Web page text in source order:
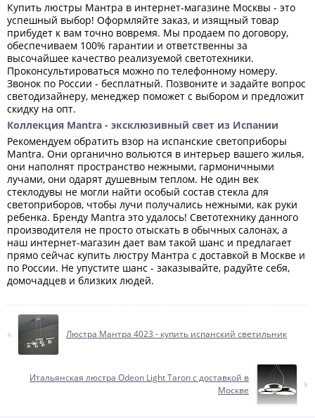
Купить люстры Мантра в интернет-магазине Москвы - это
успешный выбор! Оформляйте заказ, и изящный товар
прибудет к вам точно вовремя. Мы продаем по договору,
обеспечиваем 100% гарантии и ответственны за
высочайшее качество реализуемой светотехники.
Проконсультироваться можно по телефонному номеру.
Звонок по России - бесплатный. Позвоните и задайте вопрос
светодизайнеру, менеджер поможет с выбором и предложит
скидку на опт.
Коллекция Mantra - эксклюзивный свет из Испании
Рекомендуем обратить взор на испанские светоприборы
Mantra. Они органично вольются в интерьер вашего жилья,
они наполнят пространство нежными, гармоничными
лучами, они одарят душевным теплом. Не один век
стеклодувы не могли найти особый состав стекла для
светоприборов, чтобы лучи получались нежными, как руки
ребенка. Бренду Mantra это удалось! Светотехнику данного
производителя не просто отыскать в обычных салонах, а
наш интернет-магазин дает вам такой шанс и предлагает
прямо сейчас купить люстру Мантра с доставкой в Москве и
по России. Не упустите шанс - заказывайте, радуйте себя,
домочадцев и близких людей.
Люстра Мантра 4023 - купить испанский светильник
Итальянская люстра Odeon Light Taron с доставкой в
Москве